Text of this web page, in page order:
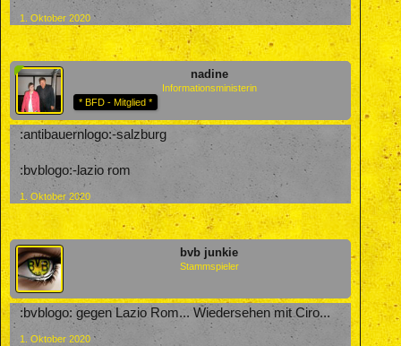
1. Oktober 2020
nadine
Informationsministerin
* BFD - Mitglied *
:antibauernlogo:-salzburg
:bvblogo:-lazio rom
1. Oktober 2020
bvb junkie
Stammspieler
:bvblogo: gegen Lazio Rom... Wiedersehen mit Ciro...
1. Oktober 2020